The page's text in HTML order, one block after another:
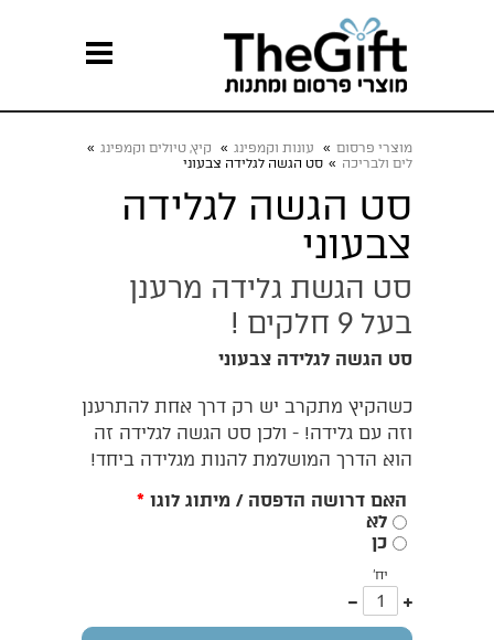
מוצרי פרסום » עונות וקמפינג » קיץ, טיולים וקמפינג »
לים ולבריכה » סט הגשה לגלידה צבעוני
סט הגשה לגלידה
צבעוני
סט הגשת גלידה מרענן
בעל 9 חלקים !
סט הגשה לגלידה צבעוני
כשהקיץ מתקרב יש רק דרך אחת להתרענן
וזה עם גלידה! - ולכן סט הגשה לגלידה זה
הוא הדרך המושלמת להנות מגלידה ביחד!
האם דרושה הדפסה / מיתוג לוגו *
לא
כן
יח'
עוד
אחד